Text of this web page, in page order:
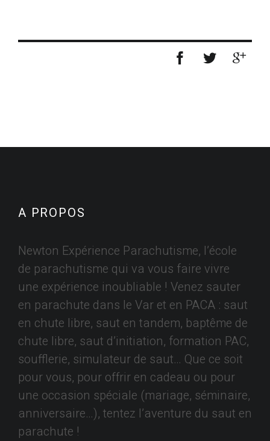
A PROPOS
Newton Expérience Parachutisme, l’école
de parachutisme qui va vous faire vivre
une expérience inoubliable ! Venez sauter
en parachute dans le Var et en PACA : saut
en chute libre, saut en tandem, baptême de
chute libre, saut d’initiation, formation PAC,
soufflerie, simulateur de saut… Que ce soit
pour vous, pour offrir en cadeau ou pour
une occasion spéciale (mariage, séminaire,
anniversaire…), tentez l’aventure du saut en
parachute !